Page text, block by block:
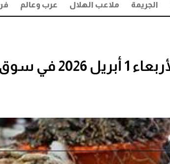
الجريمة ملاعب الهلال عرب وعالم
أسعار الأسماك اليوم